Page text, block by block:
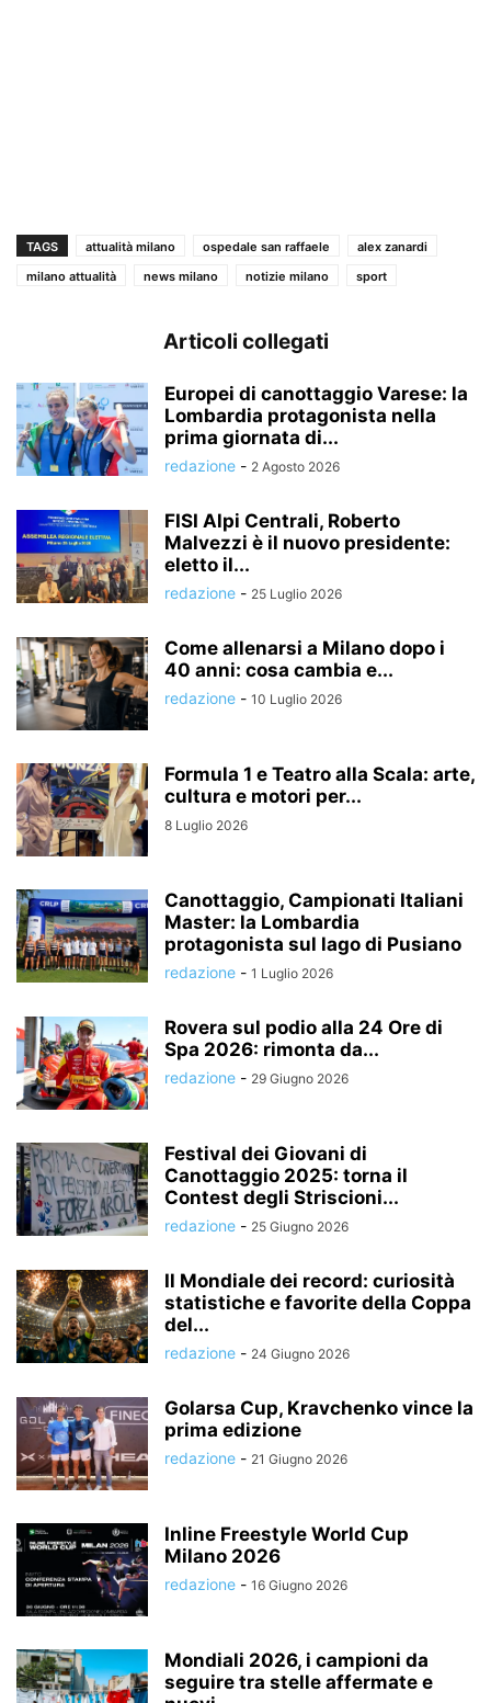
TAGS attualità milano ospedale san raffaele
alex zanardi
milano attualità
news milano notizie milano sport
Articoli collegati
Europei di canottaggio Varese: la
Lombardia protagonista nella
prima giornata di...
redazione - 2 Agosto 2026
FISI Alpi Centrali, Roberto
Malvezzi è il nuovo presidente:
eletto il...
redazione - 25 Luglio 2026
Come allenarsi a Milano dopo i
40 anni: cosa cambia e...
redazione - 10 Luglio 2026
Formula 1 e Teatro alla Scala: arte,
cultura e motori per...
8 Luglio 2026
Canottaggio, Campionati Italiani
Master: la Lombardia
protagonista sul lago di Pusiano
redazione - 1 Luglio 2026
Rovera sul podio alla 24 Ore di
Spa 2026: rimonta da...
redazione - 29 Giugno 2026
Festival dei Giovani di
Canottaggio 2025: torna il
Contest degli Striscioni...
redazione - 25 Giugno 2026
Il Mondiale dei record: curiosità
statistiche e favorite della Coppa
del...
redazione - 24 Giugno 2026
Golarsa Cup, Kravchenko vince la
prima edizione
redazione - 21 Giugno 2026
Inline Freestyle World Cup
Milano 2026
redazione - 16 Giugno 2026
Mondiali 2026, i campioni da
seguire tra stelle affermate e